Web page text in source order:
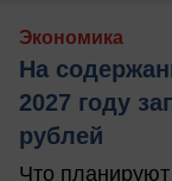
Экономика
На
2027 году
рублей
Что